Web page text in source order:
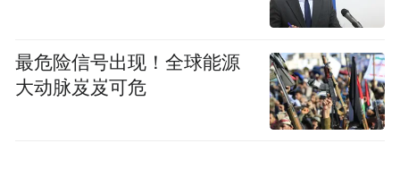
最危险信号出现！全球能源
大动脉岌岌可危